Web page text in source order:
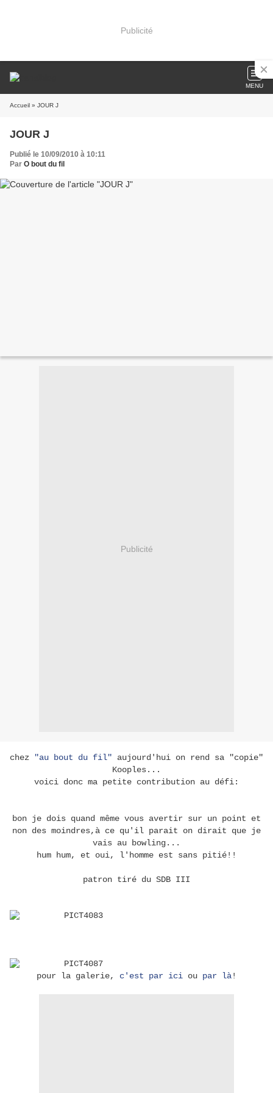
Publicité
MENU
Accueil » JOUR J
JOUR J
Publié le 10/09/2010 à 10:11
Par O bout du fil
Publicité
chez "au bout du fil" aujourd'hui on rend sa "copie"
Kooples...
voici donc ma petite contribution au défi:
bon je dois quand même vous avertir sur un point et
non des moindres,à ce qu'il parait on dirait que je
vais au bowling...
hum hum, et oui, l'homme est sans pitié!!
patron tiré du SDB III
pour la galerie, c'est par ici ou par là!